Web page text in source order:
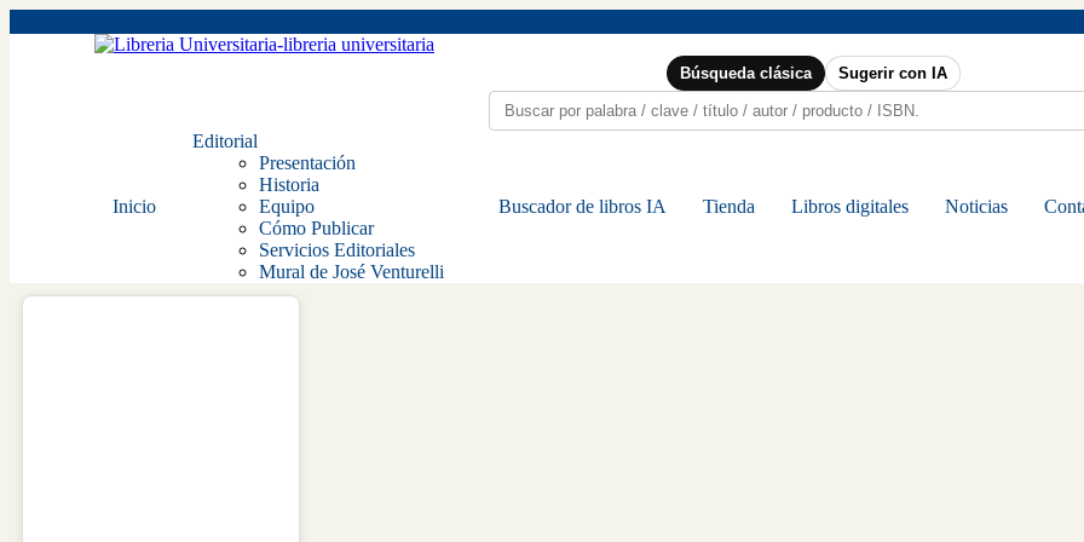
Búsqueda clásica Sugerir con IA
Inicio
Editorial
Presentación
Historia
Equipo
Cómo Publicar
Servicios Editoriales
Mural de José Venturelli
Buscador de libros IA Tienda Libros digitales Noticias